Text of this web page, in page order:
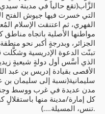
الزَّاب(تقع حالياً في مدينة
التي خسرت فيها جيوش الفتح
الفهري، ثم اعتنقت الإسلام
مواطنها الأصلية باتجاه
الجزائر، وبدرجةٍ أكبر نحو
تبنّت الدعوة الإدريسية وشكَّلت
الذي أسَّس أول دولةٍ شيعيةٍ
الأقصى بقيادة إدريس بن عبد
سليمانية(نسبة إلى سليمان
مدن عديدة في غرب ووسط
كل إمارة/مدينة منها باستقلالٍ
تنس، المسيلة….).